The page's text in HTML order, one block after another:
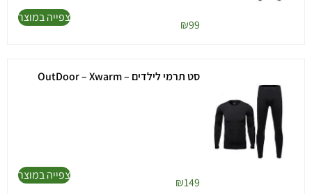
₪99
צפייה במוצר
סט תרמי לילדים – OutDoor – Xwarm
₪149
צפייה במוצר